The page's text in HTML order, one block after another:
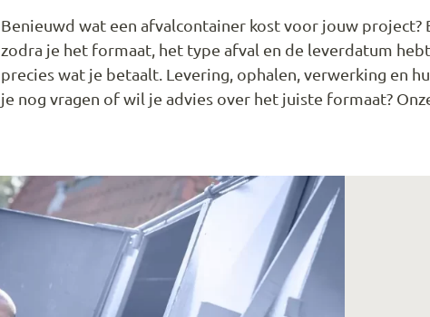
Benieuwd wat een afvalcontainer kost voor jouw
zodra je het formaat, het type afval en de leverdatum
precies wat je betaalt. Levering, ophalen, verwerking en
je nog vragen of wil je advies over het juiste formaat?